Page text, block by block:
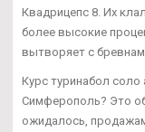
Квадрицепс 8. Их
более высокие
вытворяет с
Курс туринабол соло
Симферополь? Это
ожидалось,